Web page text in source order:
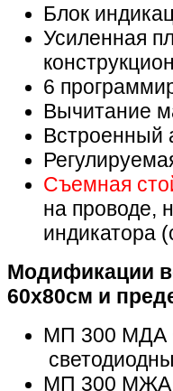
Блок
Усиленная
6
Вычитание
Встроенный
Съемная
на проводе,
индикатора
Модификации
60х80см и
МП 300 МДА
МП 300 МЖА